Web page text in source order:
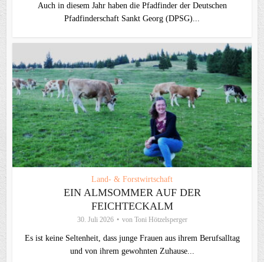
Auch in diesem Jahr haben die Pfadfinder der Deutschen
Pfadfinderschaft Sankt Georg (DPSG)...
Land- & Forstwirtschaft
EIN ALMSOMMER AUF DER
FEICHTECKALM
30. Juli 2026 von Toni Hötzelsperger
Es ist keine Seltenheit, dass junge Frauen aus ihrem Berufsalltag
und von ihrem gewohnten Zuhause...